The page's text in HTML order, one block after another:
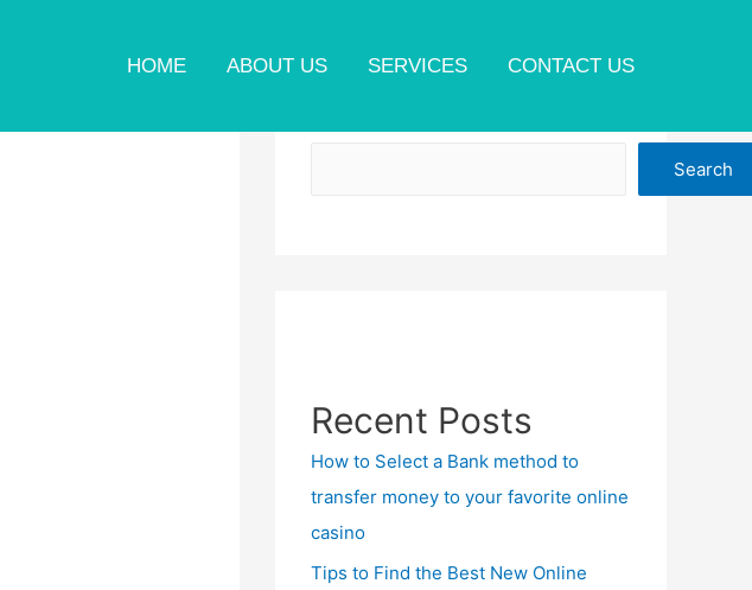
HOME ABOUT US SERVICES CONTACT US
Search
Recent Posts
How to Select a Bank method to
transfer money to your favorite online
casino
Tips to Find the Best New Online